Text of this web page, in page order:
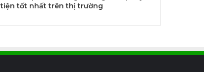
tiện tốt nhất trên thị trường